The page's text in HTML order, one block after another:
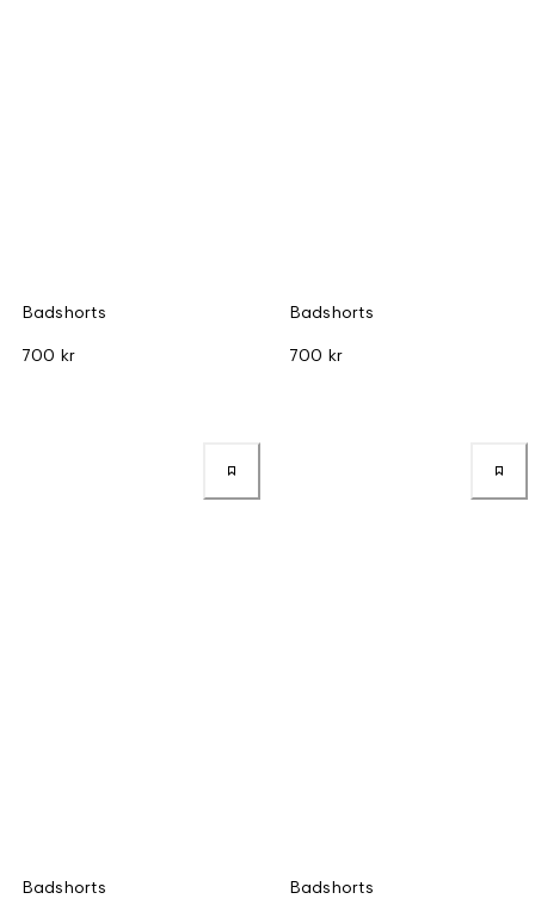
Badshorts
700 kr
Badshorts
700 kr
Badshorts Badshorts